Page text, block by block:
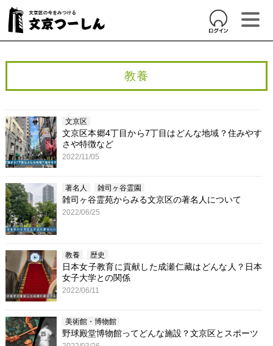
教養
文京区
文京区本郷4丁目から7丁目はどんな地域？住みやす
さや特徴など
2022/11/05
著名人 雑司ヶ谷霊園
雑司ヶ谷霊苑からみる文京区の著名人について
2022/06/25
教養 歴史
日本女子教育に貢献した成瀬仁藏はどんな人？日本
女子大学との関係
2022/06/11
美術館・博物館
野球殿堂博物館ってどんな施設？文京区とスポーツ